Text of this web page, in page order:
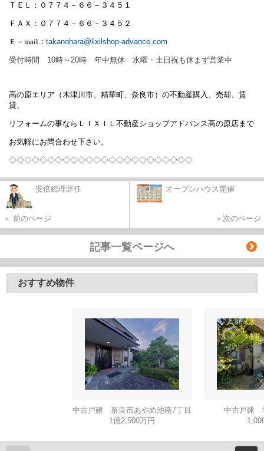
ＴＥＬ：０７７４－６６－３４５１
ＦＡＸ：０７７４－６６－３４５２
Ｅ－ mail ： takanohara@lixilshop-advance.com
受付時間 10時～20時 年中無休 水曜・土日祝も休まず営業中
高の原エリア（木津川市、精華町、奈良市）の不動産購入、売却、賃
貸、
リフォームの事ならＬＩＸＩＬ不動産ショップアドバンス高の原店まで
お気軽にお問合わせ下さい。
◇◇◇◇◇◇◇◇◇◇◇◇◇◇◇◇◇◇◇◇◇◇◇◇
安倍総理辞任
＜ 前のページ
オープンハウス開催
＞次のページ
記事一覧ページへ
おすすめ物件
中古戸建 奈良市あやめ池南7丁目
1億2,500万円
中古戸建